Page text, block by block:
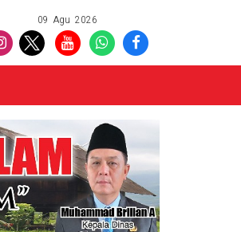
09 Agu 2026